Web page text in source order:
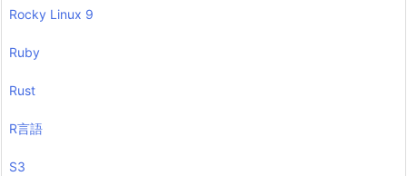
Rocky Linux 9
Ruby
Rust
R言語
S3